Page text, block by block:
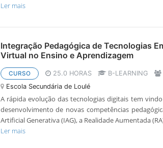
Ler mais
Integração Pedagógica de Tecnologias
Virtual no Ensino e Aprendizagem
CURSO 25.0 HORAS B-LEARNING
Escola Secundária de Loulé
A rápida evolução das tecnologias digitais tem
desenvolvimento de novas competências
Artificial Generativa (IAG), a Realidade Aumentada
Ler mais